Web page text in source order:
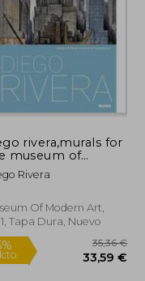
€
€
5%
dcto.
rivera,murals for
museum of
art (en Inglés)
Rivera
Of Modern Art,
Tapa Dura, Nuevo